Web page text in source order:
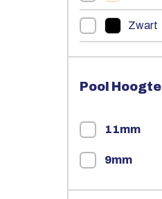
Zwart
Pool Hoogte
11mm
9mm